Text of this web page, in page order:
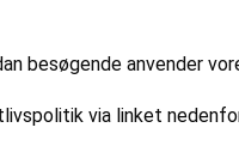
besøgende anvender
via linket